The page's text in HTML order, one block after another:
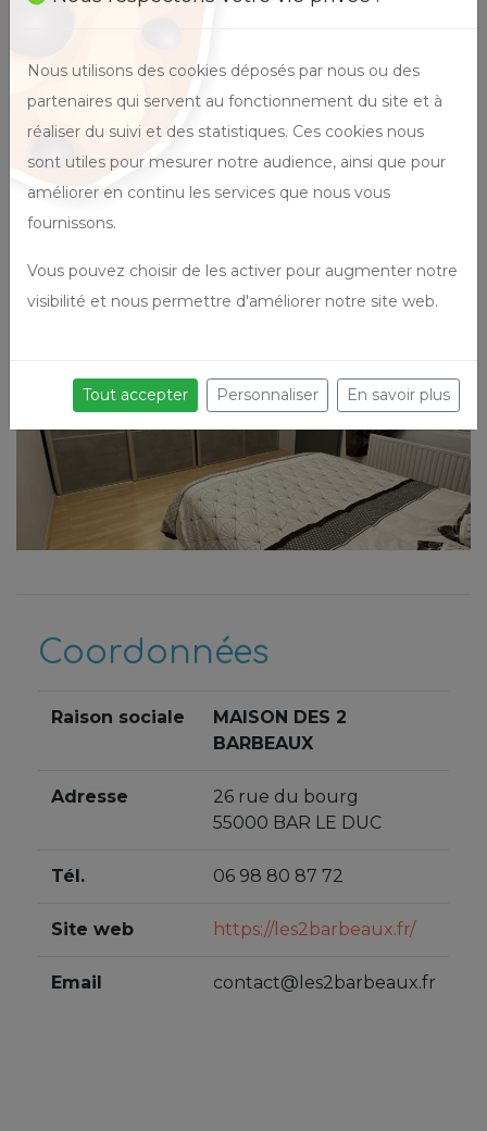
Coordonnées
Raison sociale
MAISON DES 2
BARBEAUX
Adresse
26 rue du bourg
55000 BAR LE DUC
Tél. 06 98 80 87 72
Site web https://les2barbeaux.fr/
Email contact@les2barbeaux.fr
Nous utilisons des cookies déposés par nous ou des
partenaires qui servent au fonctionnement du site et à
réaliser du suivi et des statistiques. Ces cookies nous
sont utiles pour mesurer notre audience, ainsi que pour
améliorer en continu les services que nous vous
fournissons.
Vous pouvez choisir de les activer pour augmenter notre
visibilité et nous permettre d'améliorer notre site web.
Tout accepter Personnaliser En savoir plus